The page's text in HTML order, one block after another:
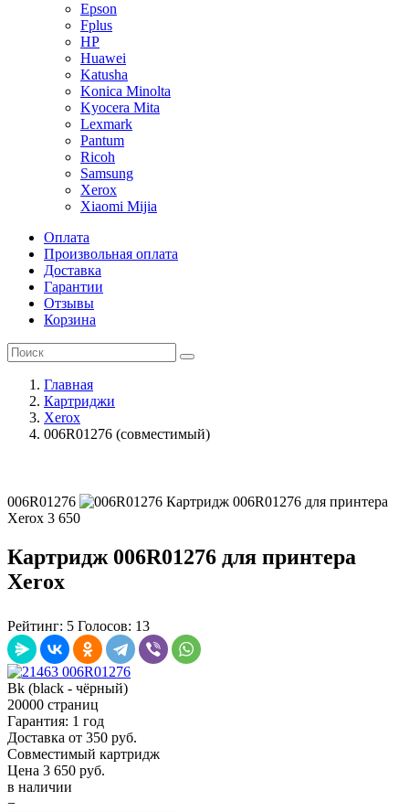
Epson
Fplus
HP
Huawei
Katusha
Konica Minolta
Kyocera Mita
Lexmark
Pantum
Ricoh
Samsung
Xerox
Xiaomi Mijia
Оплата
Произвольная оплата
Доставка
Гарантии
Отзывы
Корзина
Главная
Картриджи
Xerox
006R01276 (совместимый)
006R01276
Картридж 006R01276 для принтера
Xerox 3 650
Картридж 006R01276 для принтера
Xerox
Рейтинг: 5 Голосов: 13
Bk (black - чёрный)
20000 страниц
Гарантия: 1 год
Доставка от 350 руб.
Совместимый картридж
Цена 3 650 руб.
в наличии
−